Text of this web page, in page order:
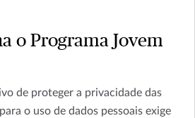
o Programa Jovem
de proteger a privacidade das
o uso de dados pessoais exige